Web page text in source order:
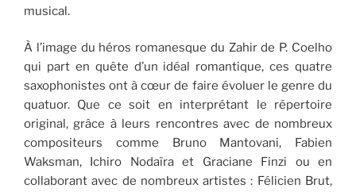
musical.
À l’image du héros romanesque du Zahir de P. Coelho
qui part en quête d’un idéal romantique, ces quatre
saxophonistes ont à cœur de faire évoluer le genre du
quatuor. Que ce soit en interprétant le répertoire
original, grâce à leurs rencontres avec de nombreux
compositeurs comme Bruno Mantovani, Fabien
Waksman, Ichiro Nodaïra et Graciane Finzi ou en
collaborant avec de nombreux artistes : Félicien Brut,